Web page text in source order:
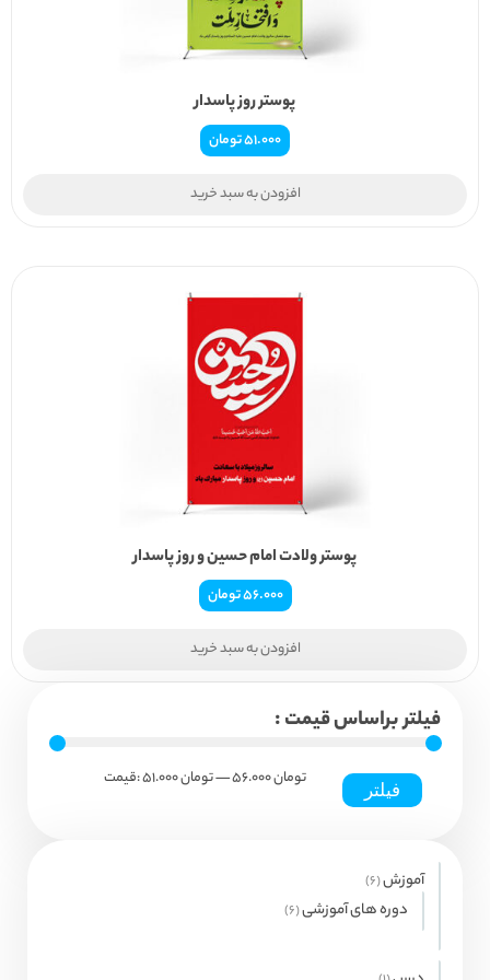
پوستر روز پاسدار
51.000تومان
افزودن به سبد خرید
پوستر ولادت امام حسین و روز پاسدار
56.000تومان
افزودن به سبد خرید
فیلتر براساس قیمت :
حداقل
حداکثر
فیلتر
قیمت: 51.000 تومان— 56.000 تومان
آموزش 6
6
محصول
دوره های آموزشی 6
6